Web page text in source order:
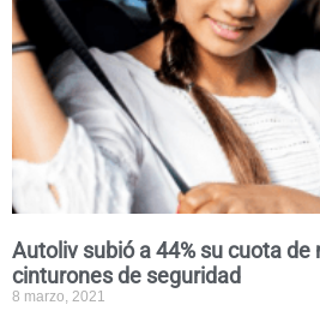
Autoliv subió a 44% su cuota de
cinturones de seguridad
8 marzo, 2021